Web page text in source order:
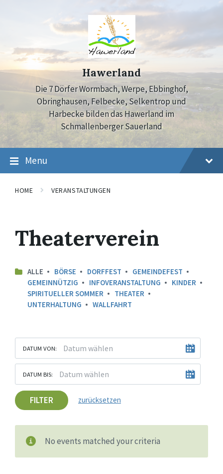
Hawerland
Die 7 Dörfer Wormbach, Werpe, Ebbinghof,
Obringhausen, Felbecke, Selkentrop und
Harbecke bilden das Hawerland im
Schmallenberger Sauerland
Menu
HOME VERANSTALTUNGEN
Theaterverein
ALLE BÖRSE DORFFEST
GEMEINDEFEST
GEMEINNÜTZIG
INFOVERANSTALTUNG
KINDER
SPIRITUELLER SOMMER
THEATER
UNTERHALTUNG
WALLFAHRT
DATUM VON:
DATUM BIS:
FILTER zurücksetzen
No events matched your criteria